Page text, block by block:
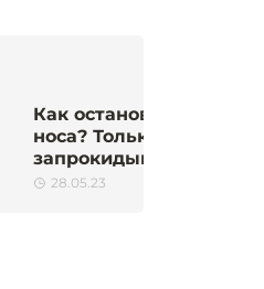
Как остановить кровь из
носа? Только не
запрокидывайте голову
28.05.23